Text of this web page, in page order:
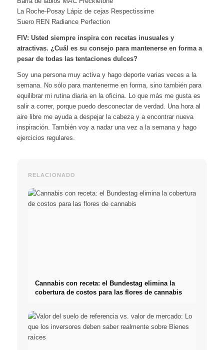
La Roche-Posay Lápiz de cejas Respectissime
Suero REN Radiance Perfection
FIV: Usted siempre inspira con recetas inusuales y
atractivas. ¿Cuál es su consejo para mantenerse en forma a
pesar de todas las tentaciones dulces?
Soy una persona muy activa y hago deporte varias veces a la
semana. No sólo para mantenerme en forma, sino también para
equilibrar mi rutina diaria en la oficina. Lo que más me gusta es
salir a correr, porque puedo desconectar de verdad. Una hora al
aire libre me ayuda a despejar la cabeza y a encontrar nueva
inspiración. También voy a nadar una vez a la semana y hago
ejercicios regulares.
RELACIONADO
Cannabis con receta: el Bundestag elimina la
cobertura de costos para las flores de cannabis